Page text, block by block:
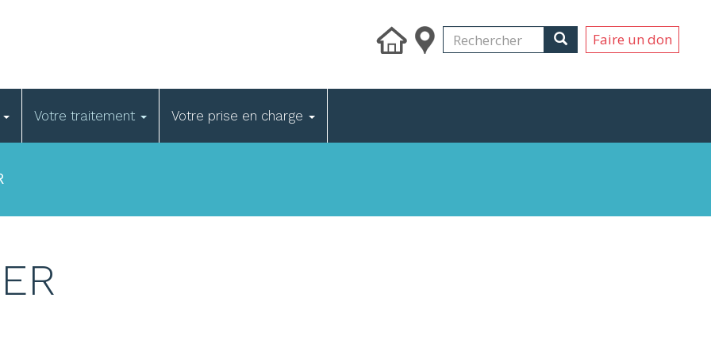
Search
Rechercher RechercherFaire un don
Votre traitement Votre prise en charge